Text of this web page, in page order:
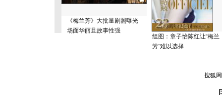
《梅兰芳》大批量剧照曝光
场面华丽且故事性强
组图：章子怡陈红让“梅兰
芳”难以选择